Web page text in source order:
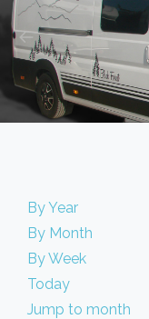
By Year
By Month
By Week
Today
Jump to month